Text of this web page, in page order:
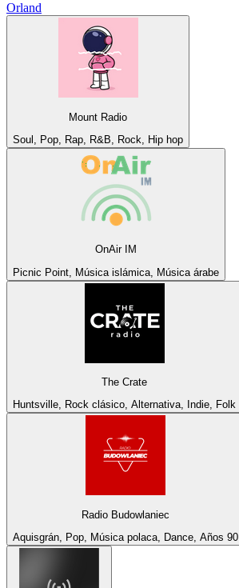
Orland
Mount Radio
Soul, Pop, Rap, R&B, Rock, Hip hop
OnAir IM
Picnic Point, Música islámica, Música árabe
The Crate
Huntsville, Rock clásico, Alternativa, Indie, Folk
Radio Budowlaniec
Aquisgrán, Pop, Música polaca, Dance, Años 90